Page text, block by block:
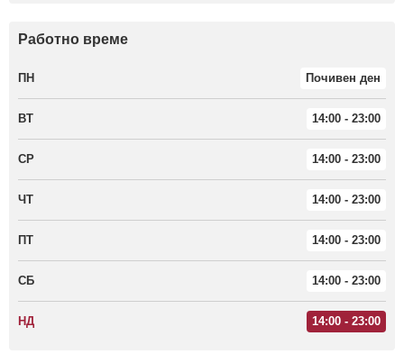
Работно време
ПН Почивен ден
ВТ 14:00 - 23:00
СР 14:00 - 23:00
ЧТ 14:00 - 23:00
ПТ 14:00 - 23:00
СБ 14:00 - 23:00
НД 14:00 - 23:00